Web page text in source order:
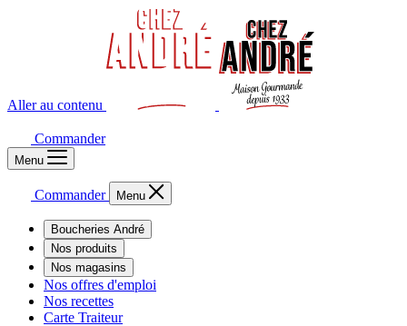
Aller au contenu
Commander
Menu
Commander Menu
Boucheries André
Nos produits
Nos magasins
Nos offres d'emploi
Nos recettes
Carte Traiteur